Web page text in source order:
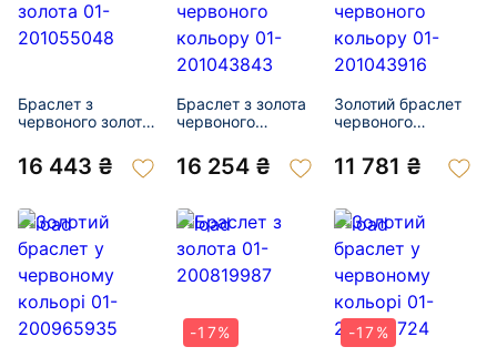
Браслет з
червоного золота
16 443 ₴
Браслет з золота
червоного
201043843
16 254 ₴
Золотий браслет
червоного
201043916
11 781 ₴
-17%
-17%